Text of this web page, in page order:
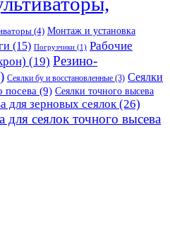
(4) Монтаж и установка
(15) Погрузчики (1) Рабочие
(19) Резино-
Сеялки бу и восстановленные (3) Сеялки
посева (9) Сеялки точного высева
для зерновых сеялок (26)
для сеялок точного высева